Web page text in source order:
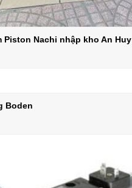
Piston Nachi nhập kho An Huy
Boden